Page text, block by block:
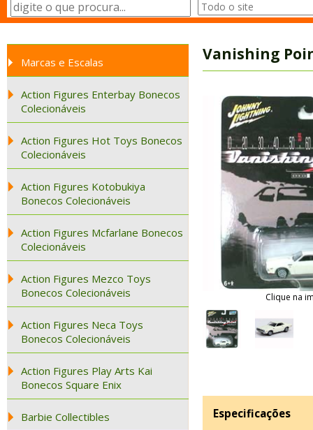
Marcas e Escalas
Action Figures Enterbay Bonecos
Colecionáveis
Action Figures Hot Toys Bonecos
Colecionáveis
Action Figures Kotobukiya
Bonecos Colecionáveis
Action Figures Mcfarlane Bonecos
Colecionáveis
Action Figures Mezco Toys
Bonecos Colecionáveis
Action Figures Neca Toys
Bonecos Colecionáveis
Action Figures Play Arts Kai
Bonecos Square Enix
Barbie Collectibles
Vanishing
Clique na
Especificações